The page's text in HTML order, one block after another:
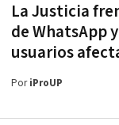
La Justicia
de WhatsApp
usuarios
PoriProUP